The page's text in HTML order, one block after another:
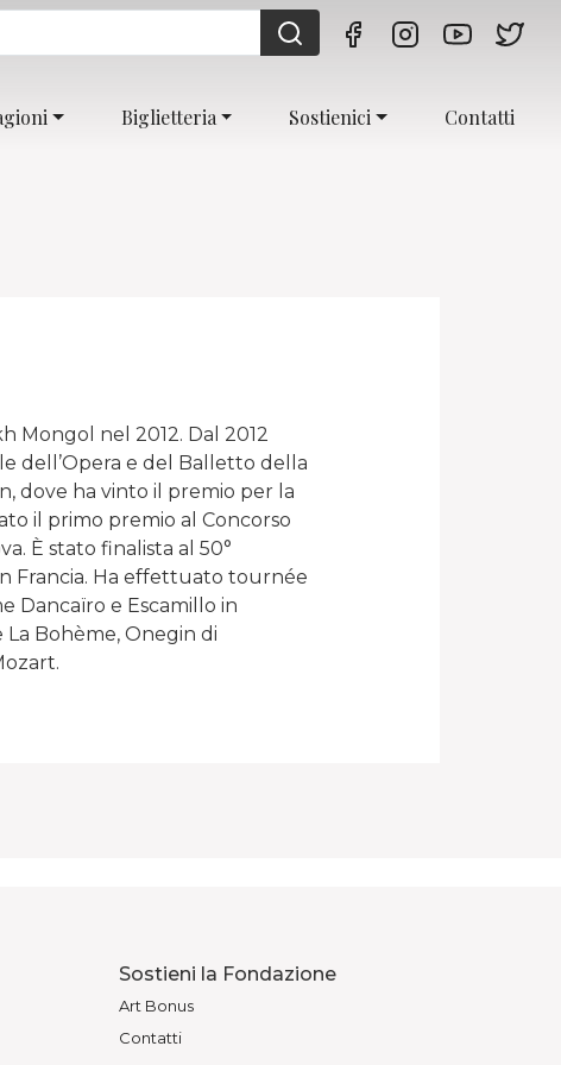
Biglietteria Sostienici Contatti
Mongol nel 2012. Dal 2012
dell’Opera e del Balletto della
dove ha vinto il premio per la
il primo premio al Concorso
È stato finalista al 50°
Francia. Ha effettuato tournée
Dancaïro e Escamillo in
Bohème, Onegin di
Sostieni la Fondazione
Art Bonus
Contatti